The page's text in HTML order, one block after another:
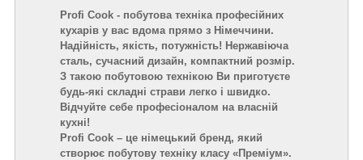
Profi Cook - побутова техніка професійних
кухарів у вас вдома прямо з Німеччини.
Надійність, якість, потужність! Нержавіюча
сталь, сучасний дизайн, компактний розмір.
З такою побутовою технікою Ви приготуєте
будь-які складні страви легко і швидко.
Відчуйте себе професіоналом на власній
кухні!
Profi Cook – це німецький бренд, який
створює побутову техніку класу «Преміум».